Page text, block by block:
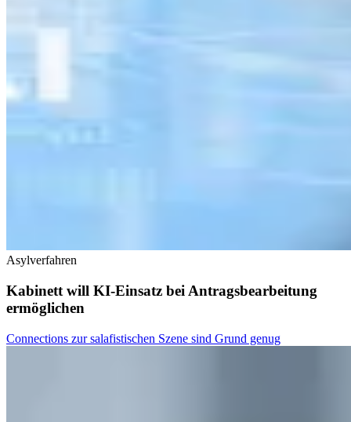
Asylverfahren
Kabinett will KI-Einsatz bei Antragsbearbeitung
ermöglichen
Connections zur salafistischen Szene sind Grund genug